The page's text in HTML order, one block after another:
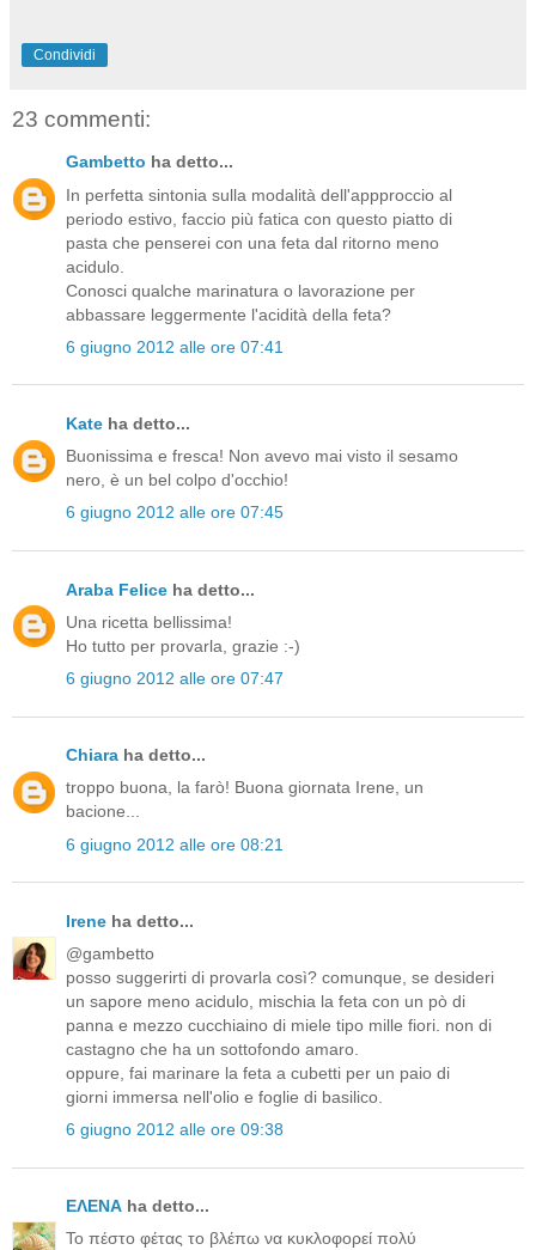
Condividi
23 commenti:
Gambetto ha detto...
In perfetta sintonia sulla modalità dell'appproccio al
periodo estivo, faccio più fatica con questo piatto di
pasta che penserei con una feta dal ritorno meno
acidulo.
Conosci qualche marinatura o lavorazione per
abbassare leggermente l'acidità della feta?
6 giugno 2012 alle ore 07:41
Kate ha detto...
Buonissima e fresca! Non avevo mai visto il sesamo
nero, è un bel colpo d'occhio!
6 giugno 2012 alle ore 07:45
Araba Felice ha detto...
Una ricetta bellissima!
Ho tutto per provarla, grazie :-)
6 giugno 2012 alle ore 07:47
Chiara ha detto...
troppo buona, la farò! Buona giornata Irene, un
bacione...
6 giugno 2012 alle ore 08:21
Irene ha detto...
@gambetto
posso suggerirti di provarla così? comunque, se desideri
un sapore meno acidulo, mischia la feta con un pò di
panna e mezzo cucchiaino di miele tipo mille fiori. non di
castagno che ha un sottofondo amaro.
oppure, fai marinare la feta a cubetti per un paio di
giorni immersa nell'olio e foglie di basilico.
6 giugno 2012 alle ore 09:38
ΕΛΕΝΑ ha detto...
Το πέστο φέτας το βλέπω να κυκλοφορεί πολύ